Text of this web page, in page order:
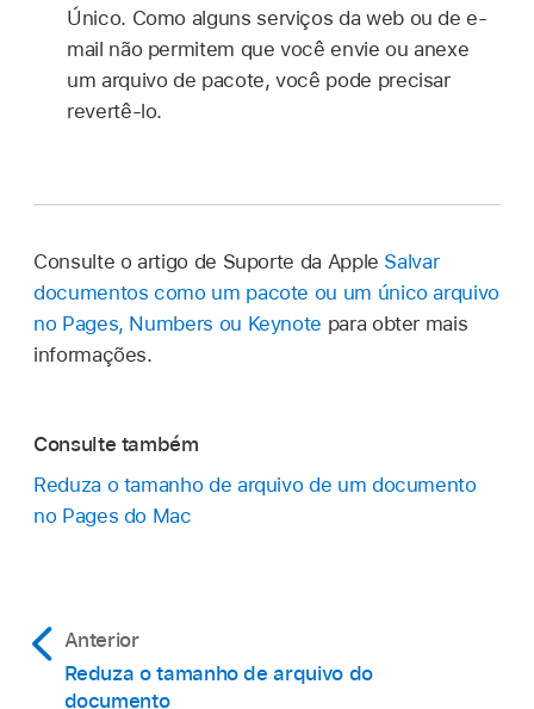
Único. Como alguns serviços da web ou de e-
mail não permitem que você envie ou anexe
um arquivo de pacote, você pode precisar
revertê-lo.
Consulte o artigo de Suporte da Apple Salvar
documentos como um pacote ou um único arquivo
no Pages, Numbers ou Keynote para obter mais
informações.
Consulte também
Reduza o tamanho de arquivo de um documento
no Pages do Mac
Anterior
Reduza o tamanho de arquivo do
documento